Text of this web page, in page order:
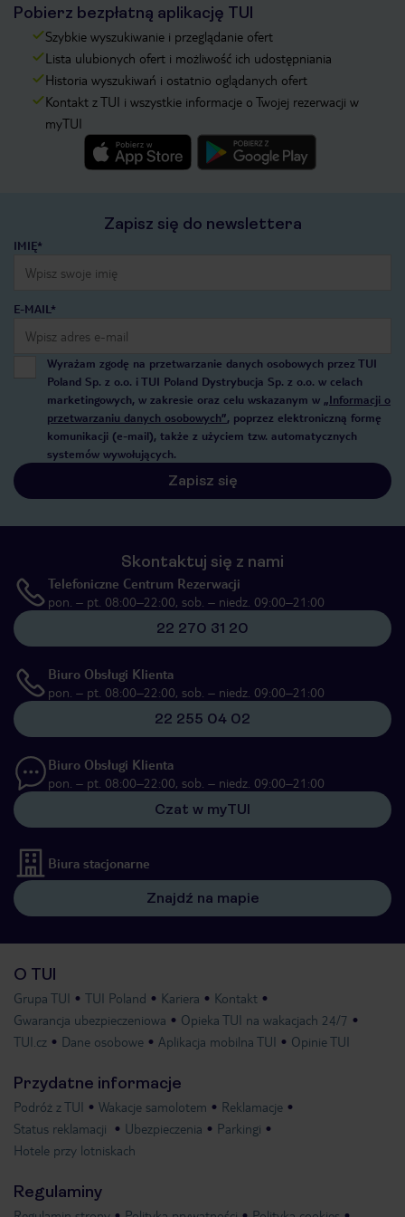
Pobierz bezpłatną aplikację TUI
Szybkie wyszukiwanie i przeglądanie ofert
Lista ulubionych ofert i możliwość ich udostępniania
Historia wyszukiwań i ostatnio oglądanych ofert
Kontakt z TUI i wszystkie informacje o Twojej rezerwacji w
myTUI
Zapisz się do newslettera
IMIĘ*
E-MAIL*
Wyrażam zgodę na przetwarzanie danych osobowych przez TUI
Poland Sp. z o.o. i TUI Poland Dystrybucja Sp. z o.o. w celach
marketingowych, w zakresie oraz celu wskazanym w „Informacji o
przetwarzaniu danych osobowych”, poprzez elektroniczną formę
komunikacji (e-mail), także z użyciem tzw. automatycznych
systemów wywołujących.
Zapisz się
Skontaktuj się z nami
Telefoniczne Centrum Rezerwacji
pon. – pt. 08:00–22:00, sob. – niedz. 09:00–21:00
22 270 31 20
Biuro Obsługi Klienta
pon. – pt. 08:00–22:00, sob. – niedz. 09:00–21:00
22 255 04 02
Biuro Obsługi Klienta
pon. – pt. 08:00–22:00, sob. – niedz. 09:00–21:00
Czat w myTUI
Biura stacjonarne
Znajdź na mapie
O TUI
Grupa TUI TUI Poland Kariera
Kontakt
Gwarancja ubezpieczeniowa
Opieka TUI na wakacjach 24/7
TUI.cz
Dane osobowe Aplikacja mobilna TUI Opinie TUI
Przydatne informacje
Podróż z TUI Wakacje samolotem
Reklamacje
Status reklamacji
Ubezpieczenia
Parkingi
Hotele przy lotniskach
Regulaminy